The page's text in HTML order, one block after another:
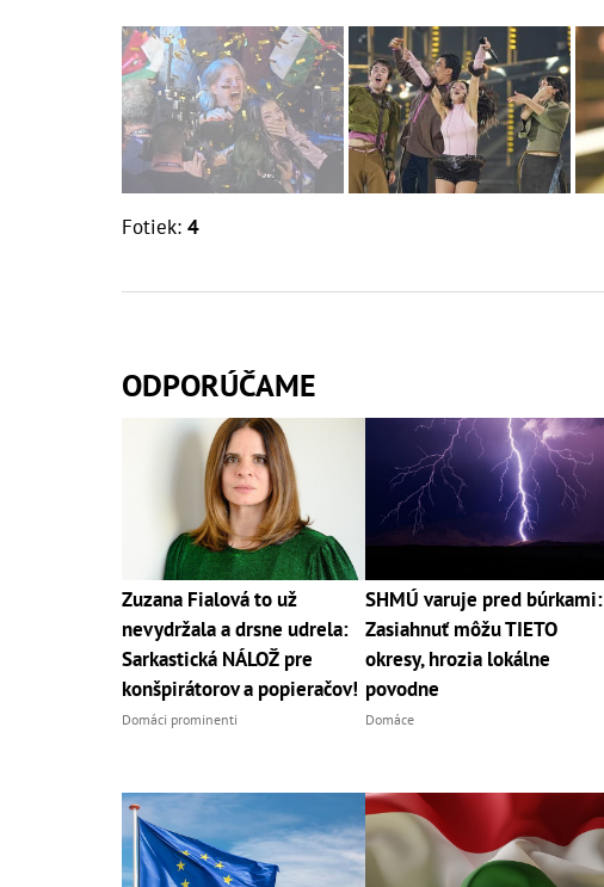
Fotiek: 4
ODPORÚČAME
Zuzana Fialová to už
nevydržala a drsne udrela:
Sarkastická NÁLOŽ pre
konšpirátorov a popieračov!
Domáci prominenti
SHMÚ varuje pred búrkami:
Zasiahnuť môžu TIETO
okresy, hrozia lokálne
povodne
Domáce